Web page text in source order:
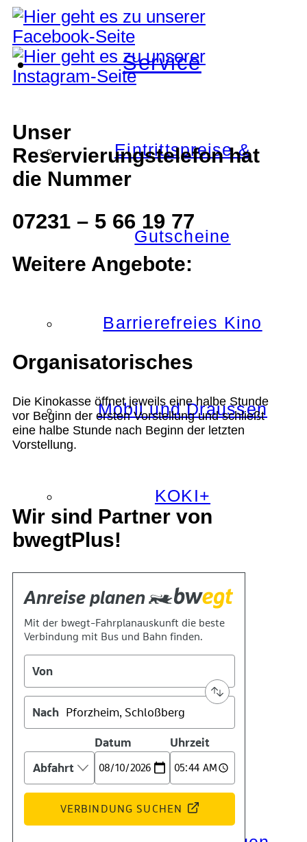
Service
Eintrittspreise &
Gutscheine
Barrierefreies Kino
Mobil und Draussen
KOKI+
Das Team
Unser
Reservierungstelefon hat
die Nummer
07231 – 5 66 19 77
Weitere Angebote:
Organisatorisches
Die Kinokasse öffnet jeweils eine halbe Stunde
vor Beginn der ersten Vorstellung und schließt
eine halbe Stunde nach Beginn der letzten
Vorstellung.
Wir sind Partner von
bwegtPlus!